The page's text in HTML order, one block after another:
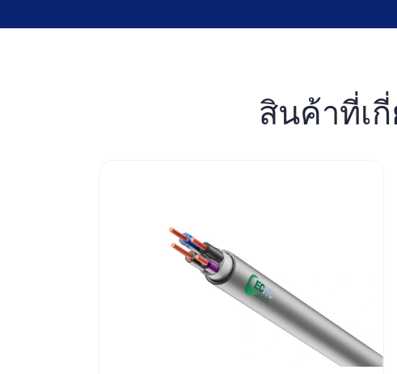
สินค้าที่เ